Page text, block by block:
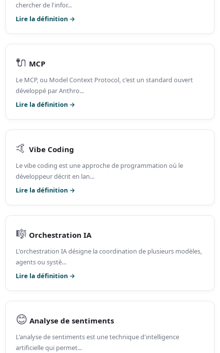
chercher de l'infor...
Lire la définition →
🔌 MCP
Le MCP, ou Model Context Protocol, c'est un standard ouvert
développé par Anthro...
Lire la définition →
🤙 Vibe Coding
Le vibe coding est une approche de programmation où le
développeur décrit en lan...
Lire la définition →
🎼 Orchestration IA
L'orchestration IA désigne la coordination de plusieurs modèles,
agents ou systè...
Lire la définition →
😊 Analyse de sentiments
L'analyse de sentiments est une technique d'intelligence
artificielle qui permet...